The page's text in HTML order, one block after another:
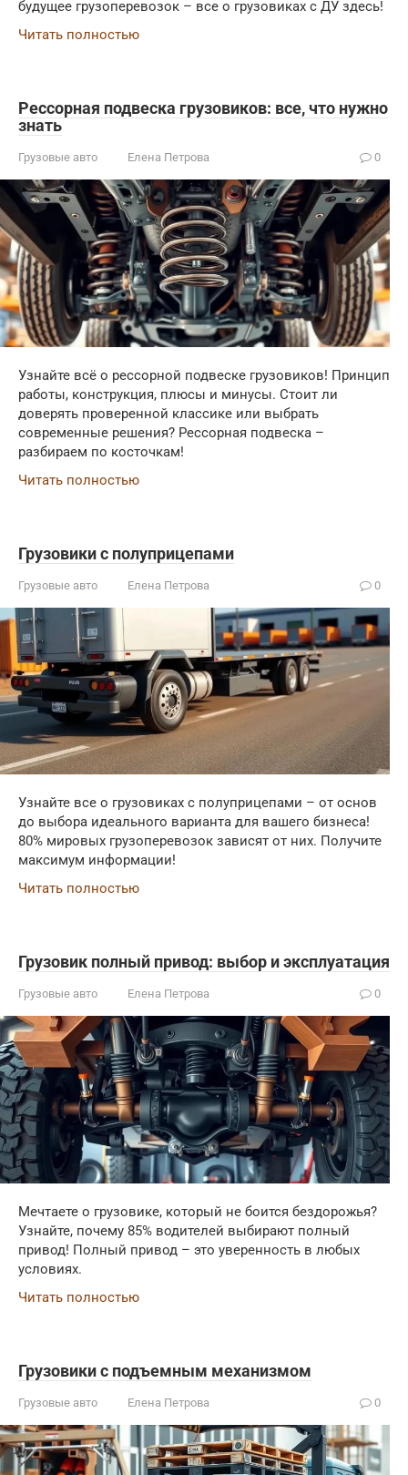
будущее грузоперевозок – все о грузовиках с ДУ здесь!
Читать полностью
Рессорная подвеска грузовиков: все, что нужно
знать
Грузовые авто Елена Петрова 0
Узнайте всё о рессорной подвеске грузовиков! Принцип
работы, конструкция, плюсы и минусы. Стоит ли
доверять проверенной классике или выбрать
современные решения? Рессорная подвеска –
разбираем по косточкам!
Читать полностью
Грузовики с полуприцепами
Грузовые авто Елена Петрова 0
Узнайте все о грузовиках с полуприцепами – от основ
до выбора идеального варианта для вашего бизнеса!
80% мировых грузоперевозок зависят от них. Получите
максимум информации!
Читать полностью
Грузовик полный привод: выбор и эксплуатация
Грузовые авто Елена Петрова 0
Мечтаете о грузовике, который не боится бездорожья?
Узнайте, почему 85% водителей выбирают полный
привод! Полный привод – это уверенность в любых
условиях.
Читать полностью
Грузовики с подъемным механизмом
Грузовые авто Елена Петрова 0